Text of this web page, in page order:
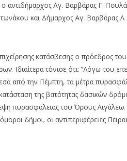
αντιδήμαρχος Αγ. Βαρβάρας Γ.
και Δήμαρχος Αγ. Βαρβάρας
κατάσβεσης ο πρόεδρος
Ιδιαίτερα τόνισε ότι: “Λόγω του
από την Πέμπτη, τα μέτρα
της βατότητας δασικών
πυρασφάλειας του Όρους
δήμοι, οι αντιπεριφέρειες